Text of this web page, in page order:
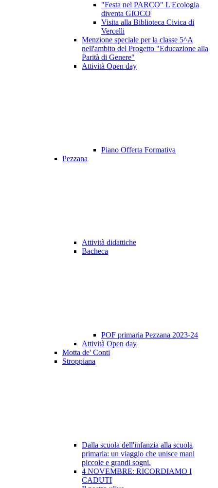
"Festa nel PARCO" L'Ecologia
diventa GIOCO
Visita alla Biblioteca Civica di
Vercelli
Menzione speciale per la classe 5^A
nell'ambito del Progetto "Educazione alla
Parità di Genere"
Attività Open day
Piano Offerta Formativa
Pezzana
Attività didattiche
Bacheca
POF primaria Pezzana 2023-24
Attività Open day
Motta de' Conti
Stroppiana
Dalla scuola dell'infanzia alla scuola
primaria: un viaggio che unisce mani
piccole e grandi sogni.
4 NOVEMBRE: RICORDIAMO I
CADUTI